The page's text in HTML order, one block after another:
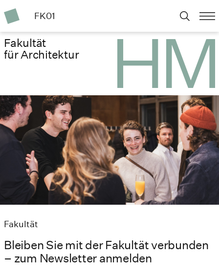
FK01
Fakultät
für Architektur
Fakultät
Bleiben Sie mit der Fakultät verbunden
– zum Newsletter anmelden